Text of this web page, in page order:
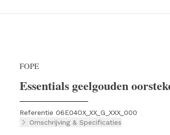
FOPE
Essentials geelgouden
Referentie 06E04OX_XX_G_XXX_000
Omschrijving & Specificaties